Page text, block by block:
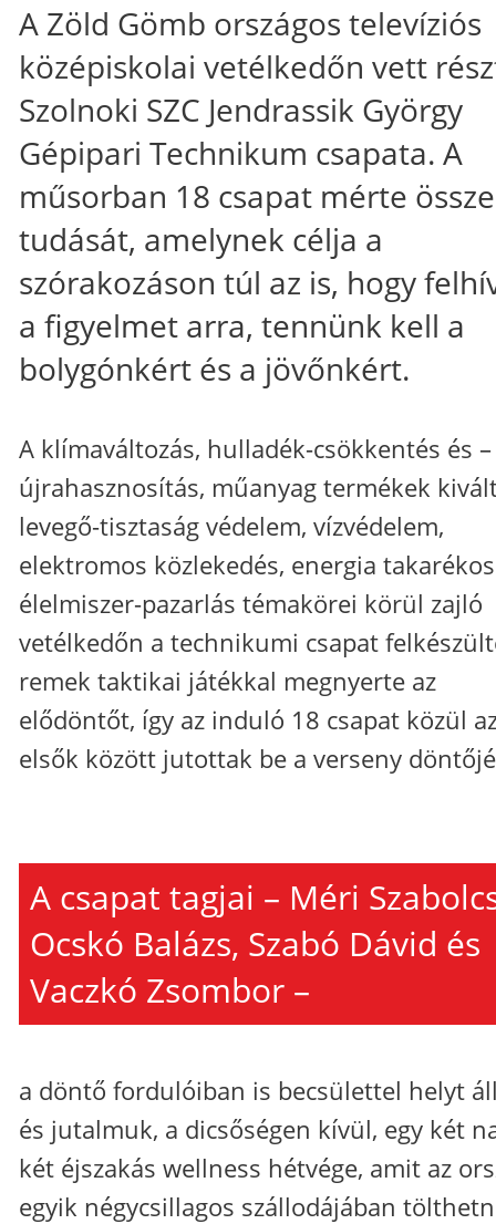
A Zöld Gömb országos televíziós
középiskolai vetélkedőn vett
Szolnoki SZC Jendrassik György
Gépipari Technikum csapata. A
műsorban 18 csapat mérte össze
tudását, amelynek célja a
szórakozáson túl az is, hogy
a figyelmet arra, tennünk kell a
bolygónkért és a jövőnkért.
A klímaváltozás, hulladék-csökkentés és –
újrahasznosítás, műanyag termékek
levegő-tisztaság védelem, vízvédelem,
elektromos közlekedés, energia
élelmiszer-pazarlás témakörei körül zajló
vetélkedőn a technikumi csapat
remek taktikai játékkal megnyerte az
elődöntőt, így az induló 18 csapat közül
elsők között jutottak be a verseny
A csapat tagjai – Méri
Ocskó Balázs, Szabó Dávid és
Vaczkó Zsombor –
a döntő fordulóiban is becsülettel helyt
és jutalmuk, a dicsőségen kívül, egy két
két éjszakás wellness hétvége, amit az
egyik négycsillagos szállodájában